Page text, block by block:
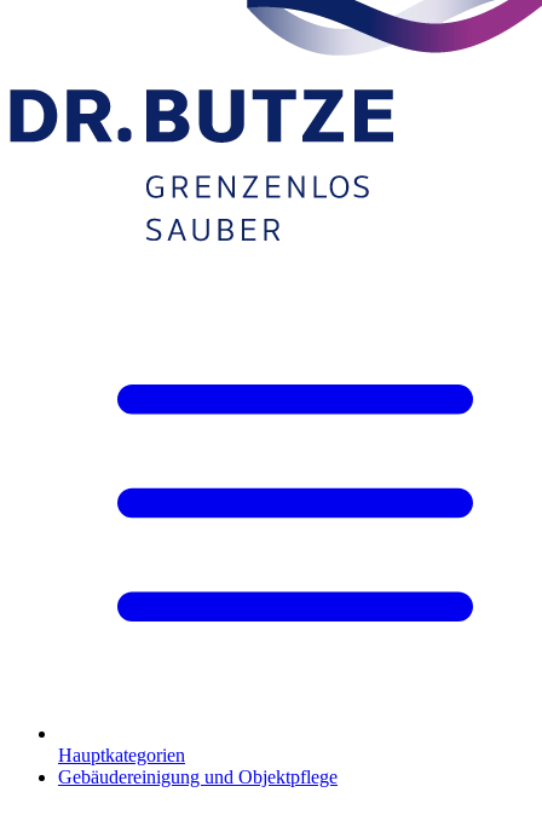
Hauptkategorien
Gebäudereinigung und Objektpflege